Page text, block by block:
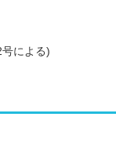
による)